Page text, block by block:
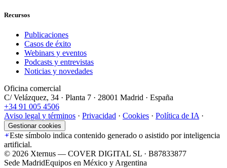
Recursos
Publicaciones
Casos de éxito
Webinars y eventos
Podcasts y entrevistas
Noticias y novedades
Oficina comercial
C/ Velázquez, 34 · Planta 7 · 28001 Madrid · España
+34 91 005 4506
Aviso legal y términos · Privacidad · Cookies · Política de IA ·
Gestionar cookies
Este símbolo indica contenido generado o asistido por inteligencia
artificial.
© 2026 Xternus — COVER DIGITAL SL · B87833877
Sede MadridEquipos en México y Argentina